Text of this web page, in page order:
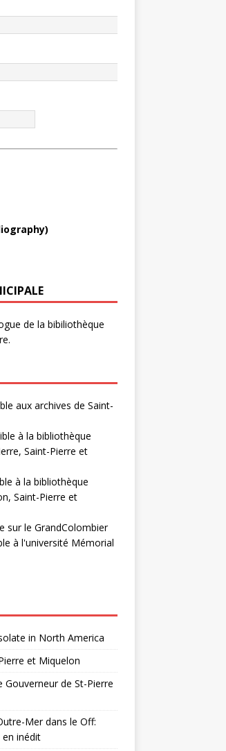
de la bibiliothèque
aux archives de Saint-
à la bibliothèque
Saint-Pierre et
à la bibliothèque
Saint-Pierre et
sur le GrandColombier
à l'université Mémorial
in North America
et Miquelon
Gouverneur de St-Pierre
Mer dans le Off:
inédit